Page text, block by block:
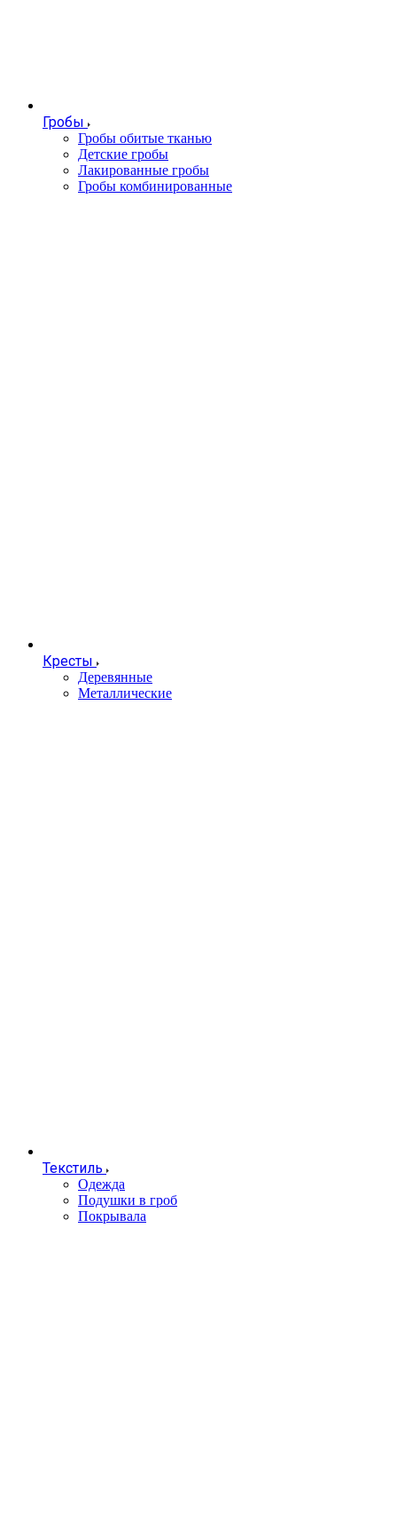
Гробы
Гробы обитые тканью
Детские гробы
Лакированные гробы
Гробы комбинированные
Кресты
Деревянные
Металлические
Текстиль
Одежда
Подушки в гроб
Покрывала